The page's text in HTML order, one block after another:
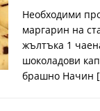
Необходими
маргарин на
жълтъка 1
шоколадови
брашно Начин